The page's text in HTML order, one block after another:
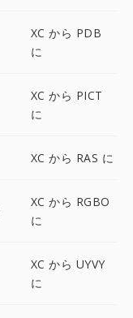
XC から PDB
に
XC から PICT
に
XC から RAS に
XC から RGBO
に
XC から UYVY
に